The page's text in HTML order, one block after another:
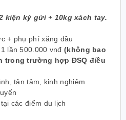
kiện ký gửi + 10kg xách tay.
+ phụ phí xăng dầu
lần 500.000 vnđ (không bao
trong trường hợp ĐSQ điều
tận tâm, kinh nghiệm
các điểm du lịch